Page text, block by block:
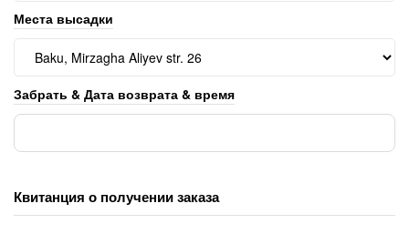
Места высадки
Забрать & Дата возврата & время
Квитанция о получении заказа